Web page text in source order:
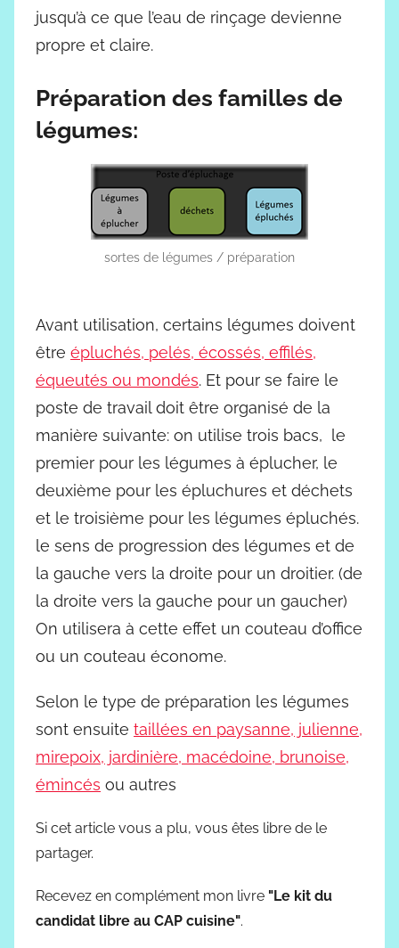
jusqu’à ce que l’eau de rinçage devienne
propre et claire.
Préparation des familles de
légumes:
sortes de légumes / préparation
Avant utilisation, certains légumes doivent
être épluchés, pelés, écossés, effilés,
équeutés ou mondés. Et pour se faire le
poste de travail doit être organisé de la
manière suivante: on utilise trois bacs, le
premier pour les légumes à éplucher, le
deuxième pour les épluchures et déchets
et le troisième pour les légumes épluchés.
le sens de progression des légumes et de
la gauche vers la droite pour un droitier. (de
la droite vers la gauche pour un gaucher)
On utilisera à cette effet un couteau d’office
ou un couteau économe.
Selon le type de préparation les légumes
sont ensuite taillées en paysanne, julienne,
mirepoix, jardinière, macédoine, brunoise,
émincés ou autres
Si cet article vous a plu, vous êtes libre de le
partager.
Recevez en complément mon livre "Le kit du
candidat libre au CAP cuisine".